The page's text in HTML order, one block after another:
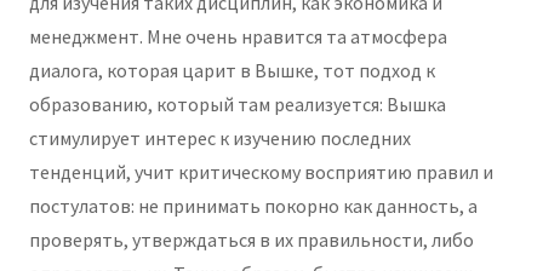
менеджмент. Мне очень нравится та атмосфера
диалога, которая царит в Вышке, тот подход к
образованию, который там реализуется: Вышка
стимулирует интерес к изучению последних
тенденций, учит критическому восприятию правил и
постулатов: не принимать покорно как данность, а
проверять, утверждаться в их правильности, либо